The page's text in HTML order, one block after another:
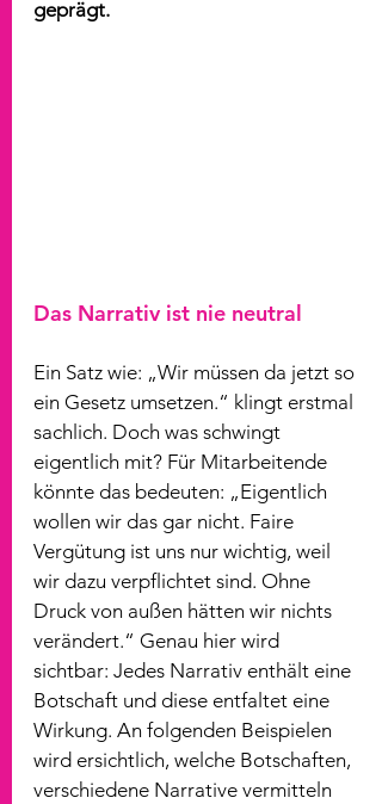
geprägt.
Das Narrativ ist nie neutral
Ein Satz wie: „Wir müssen da jetzt so
ein Gesetz umsetzen.“ k lingt erstmal
sachlich. Doch was schwingt
eigentlich mit? Für Mitarbeitende
könnte das bedeuten: „Eigentlich
wollen wir das gar nicht. Faire
Vergütung ist uns nur wichtig, weil
wir dazu verpflichtet sind. Ohne
Druck von außen hätten wir nichts
verändert.“ Genau hier wird
sichtbar: Jedes Narrativ enthält eine
Botschaft und diese entfaltet eine
Wirkung. An folgenden Beispielen
wird ersichtlich, welche Botschaften,
verschiedene Narrative vermitteln